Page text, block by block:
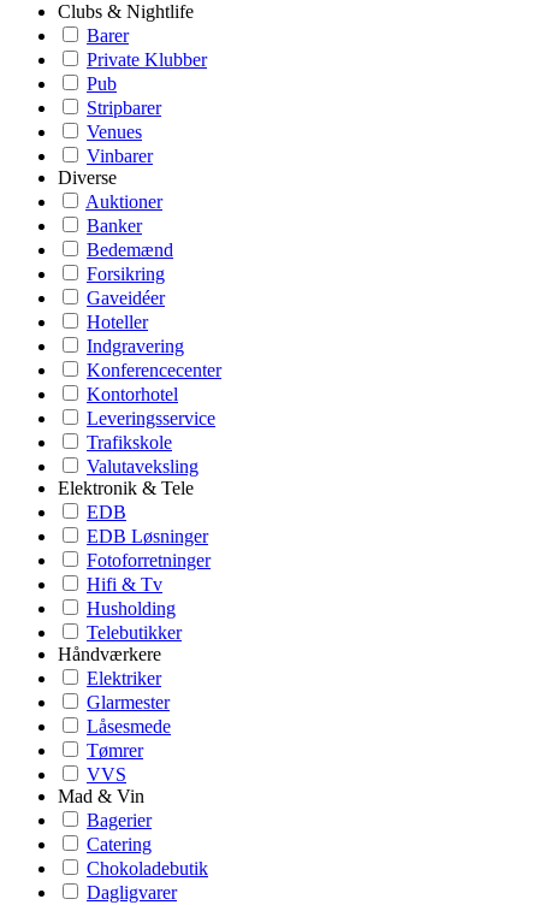
Clubs & Nightlife
Barer
Private Klubber
Pub
Stripbarer
Venues
Vinbarer
Diverse
Auktioner
Banker
Bedemænd
Forsikring
Gaveidéer
Hoteller
Indgravering
Konferencecenter
Kontorhotel
Leveringsservice
Trafikskole
Valutaveksling
Elektronik & Tele
EDB
EDB Løsninger
Fotoforretninger
Hifi & Tv
Husholding
Telebutikker
Håndværkere
Elektriker
Glarmester
Låsesmede
Tømrer
VVS
Mad & Vin
Bagerier
Catering
Chokoladebutik
Dagligvarer